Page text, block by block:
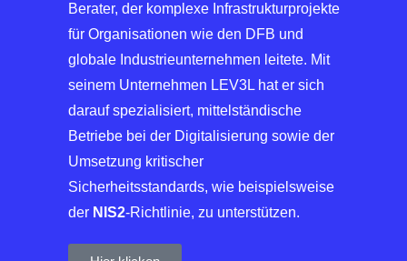
Berater, der komplexe Infrastrukturprojekte
für Organisationen wie den DFB und
globale Industrieunternehmen leitete. Mit
seinem Unternehmen LEV3L hat er sich
darauf spezialisiert, mittelständische
Betriebe bei der Digitalisierung sowie der
Umsetzung kritischer
Sicherheitsstandards, wie beispielsweise
der NIS2-Richtlinie, zu unterstützen.